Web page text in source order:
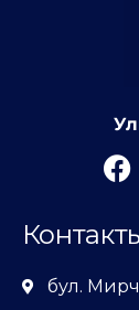
бул.